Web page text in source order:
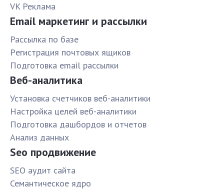
VK Реклама
Email маркетинг и рассылки
Рассылка по базе
Pегистрация почтовых ящиков
Подготовка email рассылки
Веб-аналитика
Установка счетчиков веб-аналитики
Настройка целей веб-аналитики
Подготовка дашбордов и отчетов
Анализ данных
Seo продвижение
SЕО аудит сайта
Семантическое ядро